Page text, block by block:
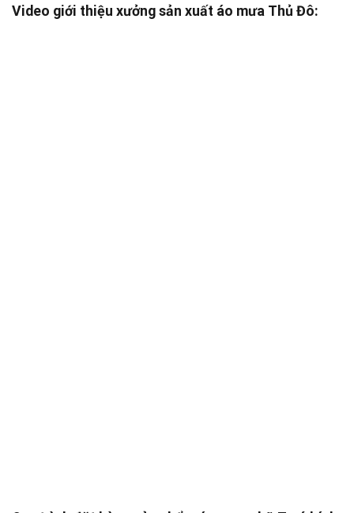
Video giới thiệu xưởng sản xuất áo mưa Thủ Đô: